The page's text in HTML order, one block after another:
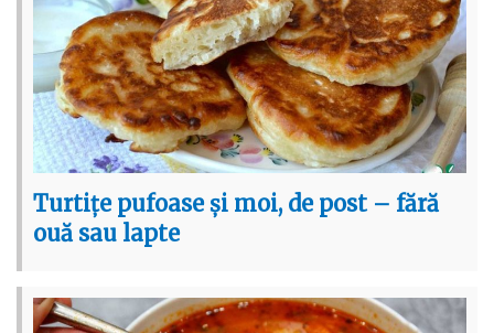
Turtițe pufoase și moi, de post – fără
ouă sau lapte